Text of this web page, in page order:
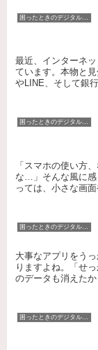
困ったときのデジタルお助けコーナー
最近、インターネ
ています。本物と
やLINE、そして銀
困ったときのデジタルお助けコーナー
「スマホの使い方
な…」そんな風に感
っては、小さな画
大事なアプリをう
りますよね。「せ
のデータも消えた
困ったときのデジタルお助けコーナー